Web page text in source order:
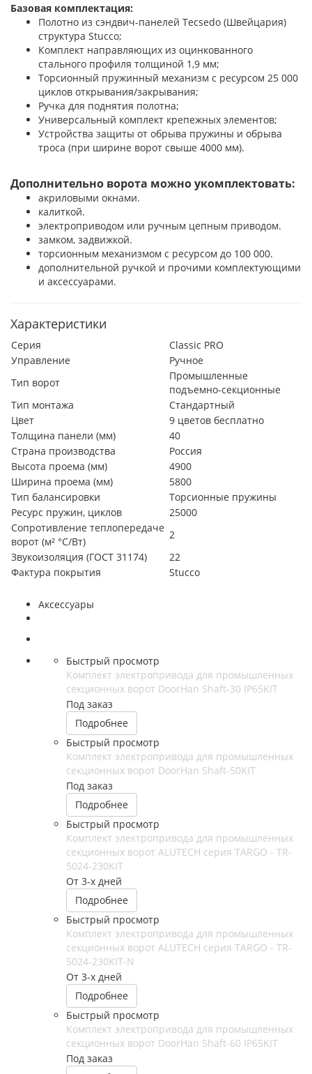
Базовая комплектация:
Полотно из сэндвич-панелей Tecsedo (Швейцария)
структура Stucco;
Комплект направляющих из оцинкованного
стального профиля толщиной 1,9 мм;
Торсионный пружинный механизм с ресурсом 25 000
циклов открывания/закрывания;
Ручка для поднятия полотна;
Универсальный комплект крепежных элементов;
Устройства защиты от обрыва пружины и обрыва
троса (при ширине ворот свыше 4000 мм).
Дополнительно ворота можно укомплектовать:
акриловыми окнами.
калиткой.
электроприводом или ручным цепным приводом.
замком, задвижкой.
торсионным механизмом с ресурсом до 100 000.
дополнительной ручкой и прочими комплектующими
и аксессуарами.
Характеристики
Серия
Classic PRO
Управление
Ручное
Тип ворот
Промышленные
подъемно-секционные
Тип монтажа
Стандартный
Цвет
9 цветов бесплатно
Толщина панели (мм)
40
Страна производства
Россия
Высота проема (мм)
4900
Ширина проема (мм)
5800
Тип балансировки
Торсионные пружины
Ресурс пружин, циклов
25000
Сопротивление теплопередаче
ворот (м² °С/Вт)
2
Звукоизоляция (ГОСТ 31174)
22
Фактура покрытия
Stucco
Аксессуары
Быстрый просмотр
Комплект электропривода для промышленных
секционных ворот DoorHan Shaft-30 IP65KIT
Под заказ
Подробнее
Быстрый просмотр
Комплект электропривода для промышленных
секционных ворот DoorHan Shaft-50KIT
Под заказ
Подробнее
Быстрый просмотр
Комплект электропривода для промышленных
секционных ворот ALUTECH серия TARGO - TR-
5024-230KIT
От 3-х дней
Подробнее
Быстрый просмотр
Комплект электропривода для промышленных
секционных ворот ALUTECH серия TARGO - TR-
5024-230KIT-N
От 3-х дней
Подробнее
Быстрый просмотр
Комплект электропривода для промышленных
секционных ворот DoorHan Shaft-60 IP65KIT
Под заказ